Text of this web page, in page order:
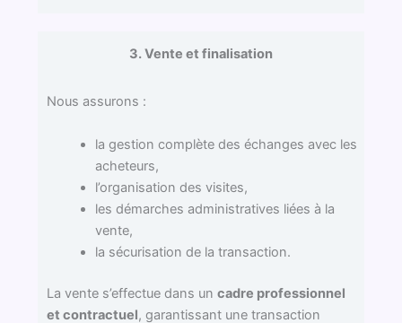
3. Vente et finalisation
Nous assurons :
la gestion complète des échanges avec les
acheteurs,
l’organisation des visites,
les démarches administratives liées à la
vente,
la sécurisation de la transaction.
La vente s’effectue dans un cadre professionnel
et contractuel, garantissant une transaction